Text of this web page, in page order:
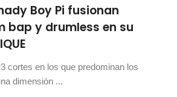
Boy Pi fusionan
bap y drumless en su
cortes en los que predominan los
dimensión ...